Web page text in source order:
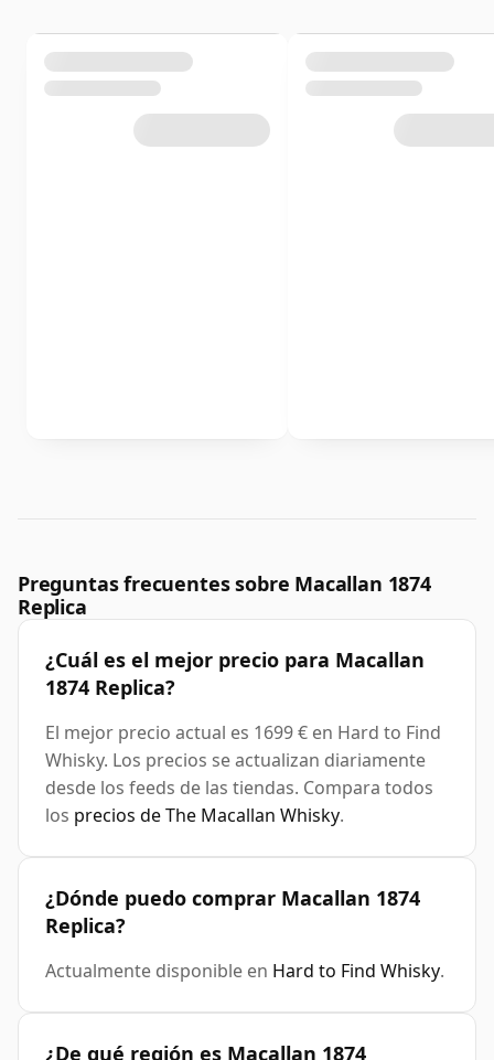
Preguntas frecuentes sobre Macallan 1874
Replica
¿Cuál es el mejor precio para Macallan
1874 Replica?
El mejor precio actual es 1699 € en Hard to Find
Whisky. Los precios se actualizan diariamente
desde los feeds de las tiendas. Compara todos
los precios de The Macallan Whisky.
¿Dónde puedo comprar Macallan 1874
Replica?
Actualmente disponible en Hard to Find Whisky.
¿De qué región es Macallan 1874